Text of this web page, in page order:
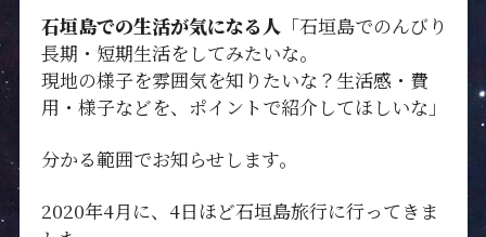
石垣島での生活が気になる人「石垣島でのんびり
長期・短期生活をしてみたいな。
現地の様子を雰囲気を知りたいな？生活感・費
用・様子などを、ポイントで紹介してほしいな」
分かる範囲でお知らせします。
2020年4月に、4日ほど石垣島旅行に行ってきま